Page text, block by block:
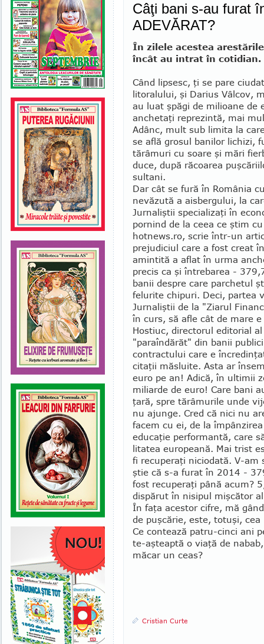
Câţi bani s-au furat
ADEVĂRAT?
În zilele acestea
încât au intrat în co­tidian.
Când lipsesc, ţi se pare
litoralului, şi Darius Vâlcov,
au luat şpăgi de milioane de
anchetaţi repre­zintă, mai
Adânc, mult sub limita la
se află gro­sul banilor lichizi,
tărâmuri cu soare şi mări
duce, după răcoarea
sultani.
Dar cât se fură în Ro­mânia
nevăzută a aisbergului, la
Jurnaliştii specializaţi în
pornind de la ceea ce ştim
hotnews.ro, scrie într-un
prejudiciul care a fost creat
amintită a aflat în urma
precis ca şi întrebarea -
banii despre care parchetul
fe­lurite chipuri. Deci, partea
Jurnaliştii de la "Ziarul
în curs, să afle cât de mare
Hostiuc, directorul editorial
"paraîndărăt" din ba­nii
contractului ca­re e
citaţii măsluite. Asta ar
euro pe an! Adică, în ultimii
miliarde de euro! Care bani
ţară, spre tărâmurile unde
nu ajunge. Cred că nici nu
facem cu ei, de la
educaţie performantă, care
litatea europeană. Mai trist
fi recuperaţi ni­ciodată. V-am
ştie că s-a furat în 2014 -
fost recu­peraţi până acum?
dispărut în nisipul mişcător
În faţa acestor cifre, mă
de puşcărie, este, totuşi,
Ce contează patru-cinci ani
te-aşteaptă o viaţă de
măcar un ceas?
Cristian Curte